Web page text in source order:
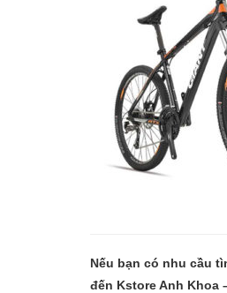
Nếu bạn có nhu cầu
đến Kstore Anh Khoa